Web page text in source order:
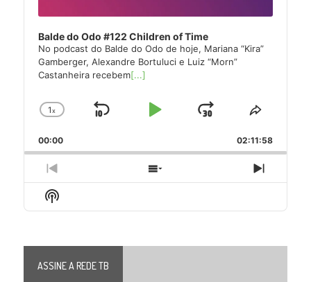
Balde do Odo #122 Children of Time
No podcast do Balde do Odo de hoje, Mariana “Kira”
Gamberger, Alexandre Bortuluci e Luiz “Morn”
Castanheira recebem[...]
Change
Rate
1x
Skip
Play
Jump
Forward
Share
Episode
00:00 02:11:58
Previous
Episode
Show
Episodes
Next
Episode
Show
Podcast
ASSINE A REDE TB